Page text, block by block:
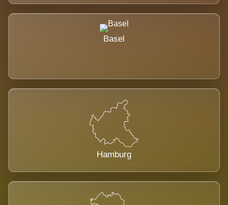
Basel
Hamburg